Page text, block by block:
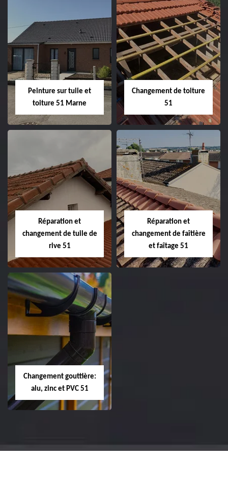
Peintre et peinture
de façade 51
Hydrofuge toiture
51
Peinture sur tuile et
toiture 51 Marne
Peinture sur tuile
et toiture 51
Marne
Changement de toiture
51
Changement de
toiture 51
Réparation et
changement de tuile de
rive 51
Réparation et
changement de
tuile de rive 51
Réparation et
changement de faîtière
et faîtage 51
Changement gouttière:
alu, zinc et PVC 51